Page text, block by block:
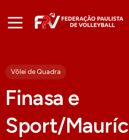
Vôlei de Quadra
Finasa e
Sport/